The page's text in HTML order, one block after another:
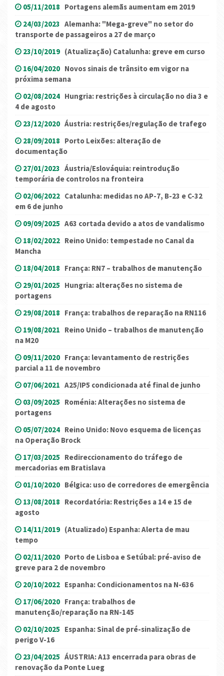
05/11/2018 Portagens alemãs aumentam em 2019
24/03/2023 Alemanha: "Mega-greve" no setor do
transporte de passageiros a 27 de março
23/10/2019 (Atualização) Catalunha: greve em curso
16/04/2020 Novos sinais de trânsito em vigor na
próxima semana
02/08/2024 Hungria: restrições à circulação no dia 3 e
4 de agosto
23/12/2020 Áustria: restrições/regulação de trafego
28/09/2018 Porto Leixões: alteração de
documentação
27/01/2023 Áustria/Eslováquia: reintrodução
temporária de controlos na fronteira
02/06/2022 Catalunha: medidas no AP-7, B-23 e C-32
em 6 de junho
09/09/2025 A63 cortada devido a atos de vandalismo
18/02/2022 Reino Unido: tempestade no Canal da
Mancha
18/04/2018 França: RN7 – trabalhos de manutenção
29/01/2025 Hungria: alterações no sistema de
portagens
29/08/2018 França: trabalhos de reparação na RN116
19/08/2021 Reino Unido – trabalhos de manutenção
na M20
09/11/2020 França: levantamento de restrições
parcial a 11 de novembro
07/06/2021 A25/IP5 condicionada até final de junho
03/09/2025 Roménia: Alterações no sistema de
portagens
05/07/2024 Reino Unido: Novo esquema de licenças
na Operação Brock
17/03/2025 Redireccionamento do tráfego de
mercadorias em Bratislava
01/10/2020 Bélgica: uso de corredores de emergência
13/08/2018 Recordatória: Restrições a 14 e 15 de
agosto
14/11/2019 (Atualizado) Espanha: Alerta de mau
tempo
02/11/2020 Porto de Lisboa e Setúbal: pré-aviso de
greve para 2 de novembro
20/10/2022 Espanha: Condicionamentos na N-636
17/06/2020 França: trabalhos de
manutenção/reparação na RN-145
02/10/2025 Espanha: Sinal de pré-sinalização de
perigo V-16
23/04/2025 ÁUSTRIA: A13 encerrada para obras de
renovação da Ponte Lueg